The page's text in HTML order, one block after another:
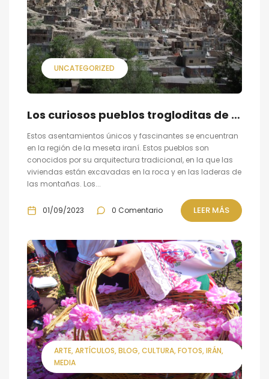
UNCATEGORIZED
Los curiosos pueblos trogloditas de Irán
Estos asentamientos únicos y fascinantes se encuentran
en la región de la meseta iraní. Estos pueblos son
conocidos por su arquitectura tradicional, en la que las
viviendas están excavadas en la roca y en las laderas de
las montañas. Los...
01/09/2023 0 Comentario LEER MÁS
ARTE ARTÍCULOS BLOG CULTURA FOTOS IRÁN
MEDIA